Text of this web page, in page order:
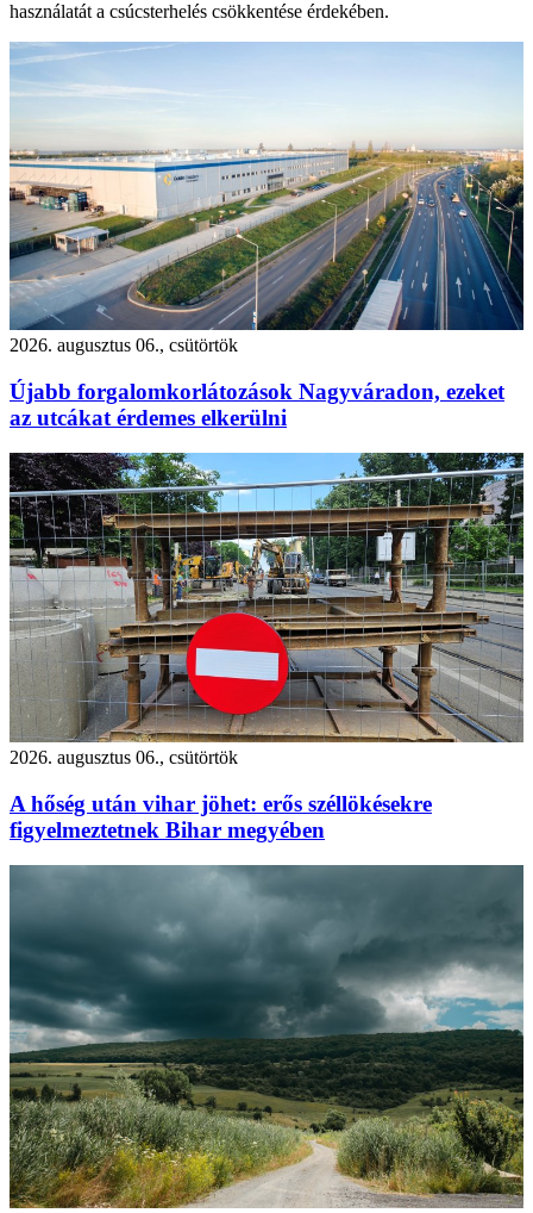
használatát a csúcsterhelés csökkentése érdekében.
2026. augusztus 06., csütörtök
Újabb forgalomkorlátozások Nagyváradon, ezeket
az utcákat érdemes elkerülni
2026. augusztus 06., csütörtök
A hőség után vihar jöhet: erős széllökésekre
figyelmeztetnek Bihar megyében